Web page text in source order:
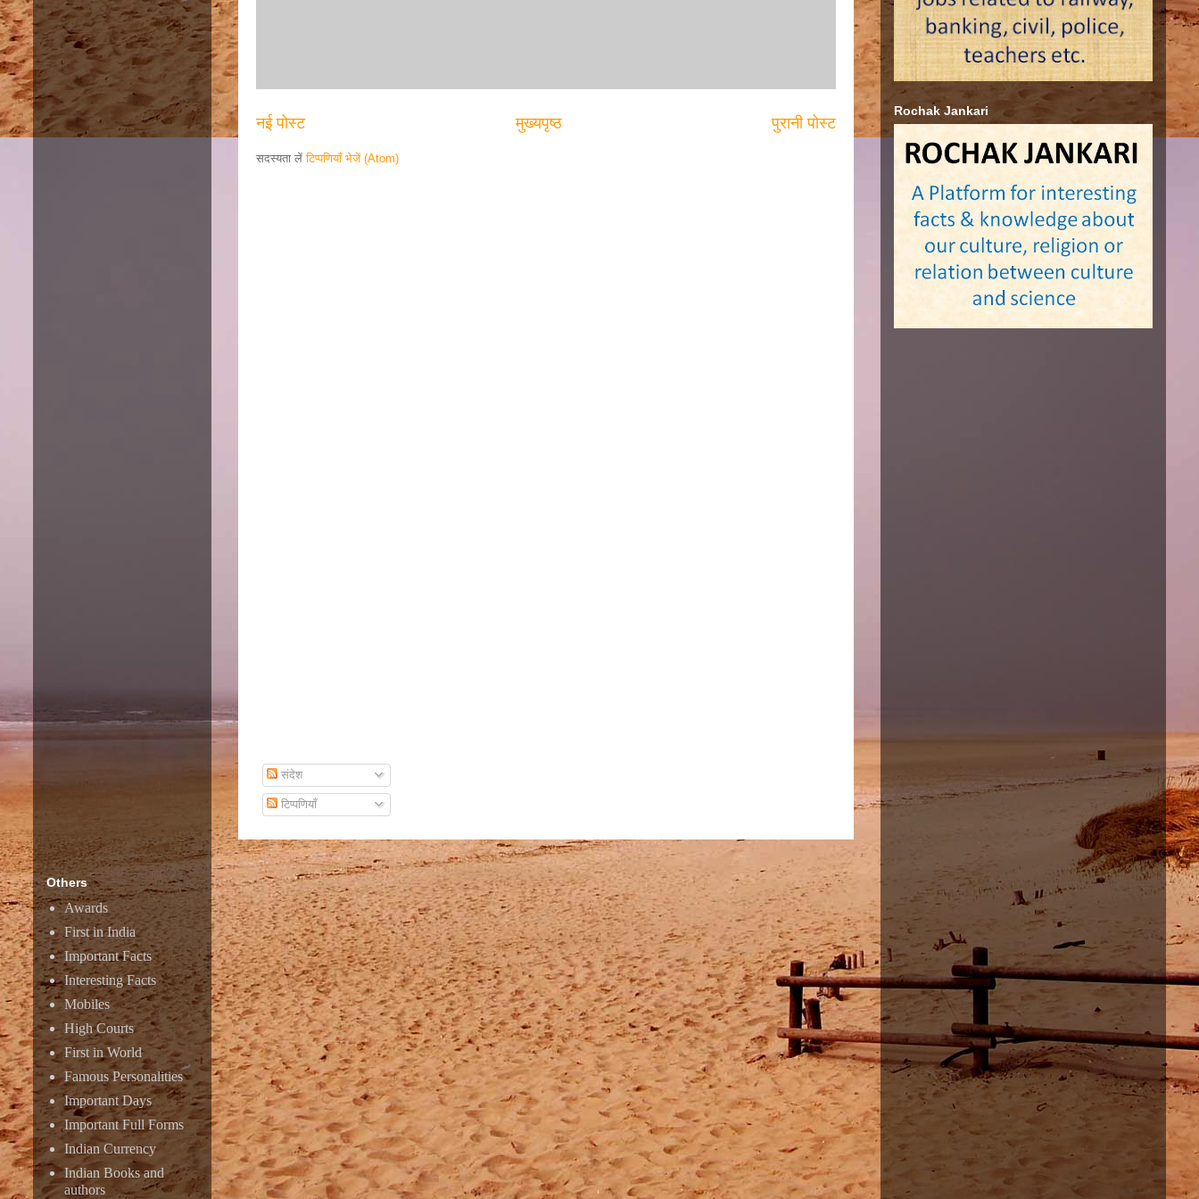
नई पोस्ट पुरानी पोस्ट
मुख्यपृष्ठ
सदस्यता लेंटिप्पणियाँ भेजें (Atom)
संदेश
टिप्पणियाँ
Others
Awards
First in India
Important Facts
Interesting Facts
Mobiles
High Courts
First in World
Famous Personalities
Important Days
Important Full Forms
Indian Currency
Indian Books and
authors
Rochak Jankari